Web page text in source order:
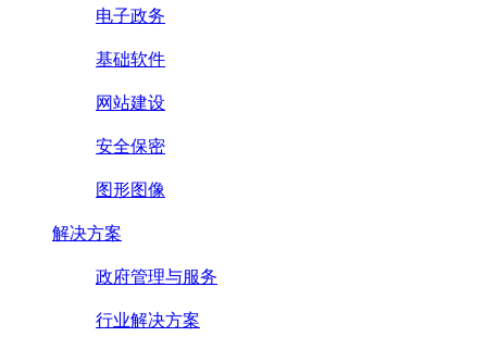
电子政务
基础软件
网站建设
安全保密
图形图像
解决方案
政府管理与服务
行业解决方案